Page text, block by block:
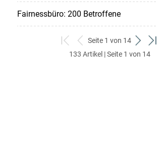
Fairnessbüro: 200 Betroffene
zum
ersten
zurück
zum
Seite 1 von 14
weiter
zum
133 Artikel | Seite 1 von 14